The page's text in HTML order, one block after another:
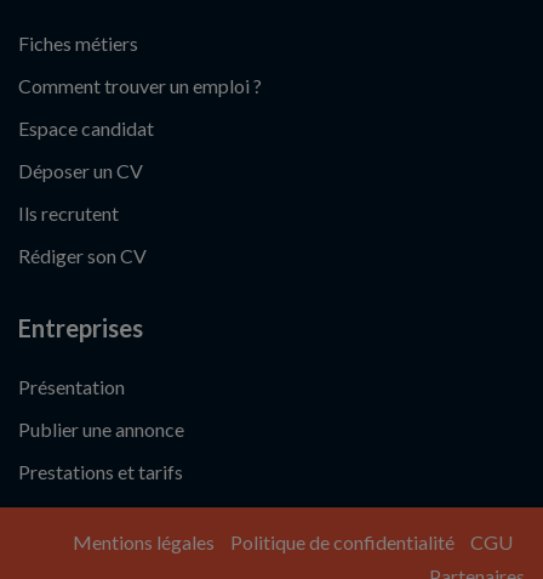
Fiches métiers
Comment trouver un emploi ?
Espace candidat
Déposer un CV
Ils recrutent
Rédiger son CV
Entreprises
Présentation
Publier une annonce
Prestations et tarifs
Mentions légales Politique de confidentialité
CGU